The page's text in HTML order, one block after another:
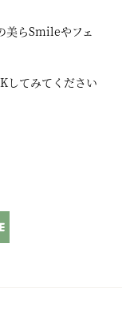
美らSmileやフェ
してみてください